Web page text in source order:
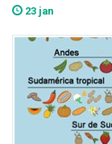
23 jan